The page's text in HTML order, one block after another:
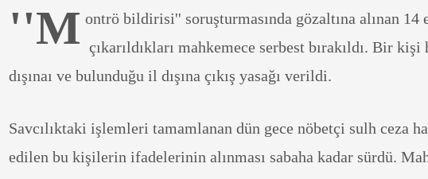
''M ontrö bildirisi'' soruşturmasında gözaltına alınan 14
çıkarıldıkları mahkemece serbest bırakıldı. Bir kişi
dışınaı ve bulunduğu il dışına çıkış yasağı verildi.
Savcılıktaki işlemleri tamamlanan dün gece nöbetçi sulh ceza
edilen bu kişilerin ifadelerinin alınması sabaha kadar sürdü.